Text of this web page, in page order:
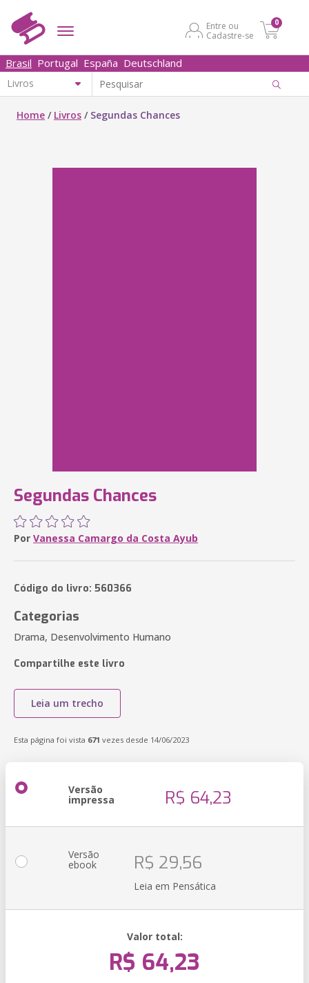
Entre ou
Cadastre-se
0
Brasil Portugal España Deutschland
Home / Livros / Segundas Chances
Segundas Chances
Por Vanessa Camargo da Costa Ayub
Código do livro: 560366
Categorias
Drama, Desenvolvimento Humano
Compartilhe este livro
Leia um trecho
Esta página foi vista 671 vezes desde 14/06/2023
Versão
impressa R$ 64,23
Versão
ebook R$ 29,56
Leia em Pensática
Valor total:
R$ 64,23